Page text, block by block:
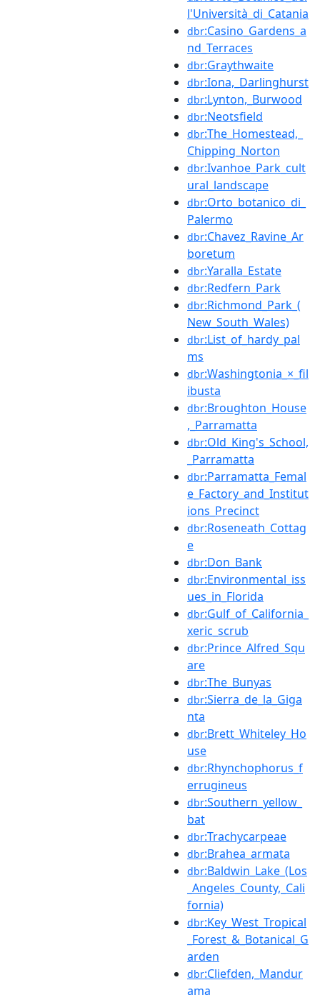
l'Università_di_Catania
dbr:Casino_Gardens_a
nd_Terraces
dbr:Graythwaite
dbr:Iona,_Darlinghurst
dbr:Lynton,_Burwood
dbr:Neotsfield
dbr:The_Homestead,_
Chipping_Norton
dbr:Ivanhoe_Park_cult
ural_landscape
dbr:Orto_botanico_di_
Palermo
dbr:Chavez_Ravine_Ar
boretum
dbr:Yaralla_Estate
dbr:Redfern_Park
dbr:Richmond_Park_(
New_South_Wales)
dbr:List_of_hardy_pal
ms
dbr:Washingtonia_×_fil
ibusta
dbr:Broughton_House
,_Parramatta
dbr:Old_King's_School,
_Parramatta
dbr:Parramatta_Femal
e_Factory_and_Institut
ions_Precinct
dbr:Roseneath_Cottag
e
dbr:Don_Bank
dbr:Environmental_iss
ues_in_Florida
dbr:Gulf_of_California_
xeric_scrub
dbr:Prince_Alfred_Squ
are
dbr:The_Bunyas
dbr:Sierra_de_la_Giga
nta
dbr:Brett_Whiteley_Ho
use
dbr:Rhynchophorus_f
errugineus
dbr:Southern_yellow_
bat
dbr:Trachycarpeae
dbr:Brahea_armata
dbr:Baldwin_Lake_(Los
_Angeles_County,_Cali
fornia)
dbr:Key_West_Tropical
_Forest_&_Botanical_G
arden
dbr:Cliefden,_Mandur
ama